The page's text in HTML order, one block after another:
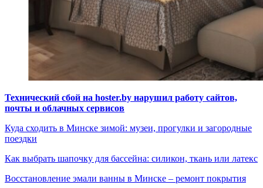
Технический сбой на hoster.by нарушил работу сайтов,
почты и облачных сервисов
Куда сходить в Минске зимой: музеи, прогулки и загородные
поездки
Как выбрать шапочку для бассейна: силикон, ткань или латекс
Восстановление эмали ванны в Минске – ремонт покрытия